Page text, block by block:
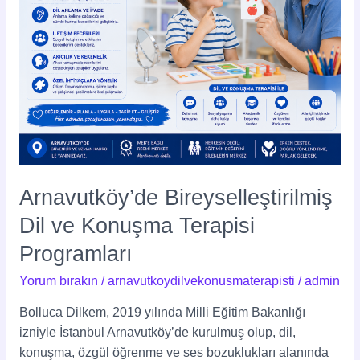
Arnavutköy’de Bireyselleştirilmiş
Dil ve Konuşma Terapisi
Programları
Yorum bırakın /arnavutkoydilvekonusmaterapisti /admin
Bolluca Dilkem, 2019 yılında Milli Eğitim Bakanlığı
izniyle İstanbul Arnavutköy’de kurulmuş olup, dil,
konuşma, özgül öğrenme ve ses bozuklukları alanında